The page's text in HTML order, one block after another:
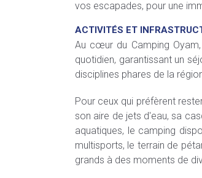
vos escapades, pour une
ACTIVITÉS ET
Au cœur du Camping
quotidien, garantissant un
disciplines phares de la
Pour ceux qui préfèrent
son aire de jets d'eau, sa
aquatiques, le camping
multisports, le terrain de
grands à des moments de